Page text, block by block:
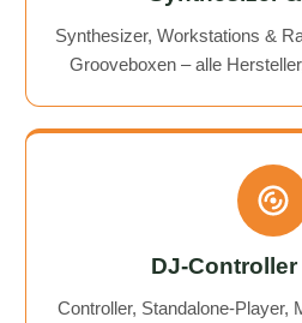
Synthesizer, Workstations &
Grooveboxen – alle
DJ-
Controller, Standalone-Player,